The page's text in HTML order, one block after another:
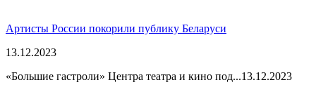
Артисты России покорили публику Беларуси
13.12.2023
«Большие гастроли» Центра театра и кино под...13.12.2023